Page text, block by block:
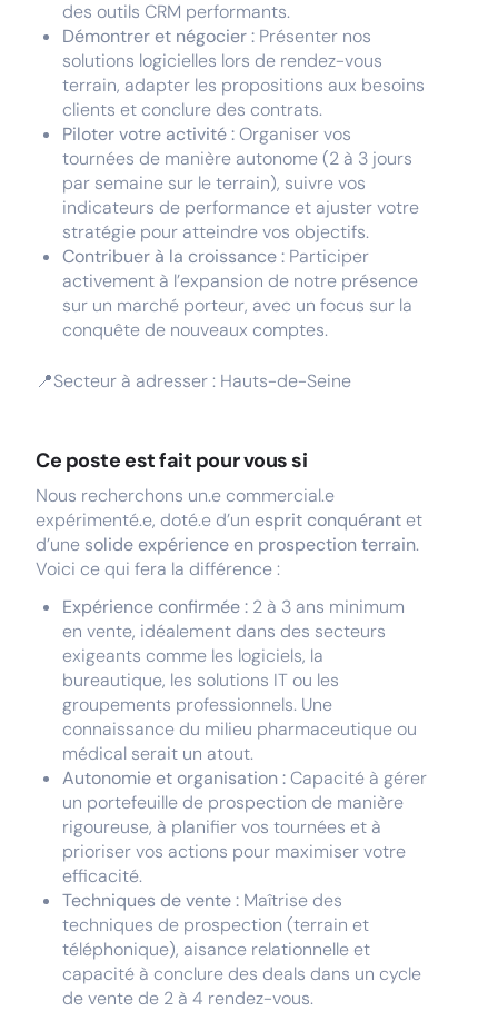
des outils CRM performants.
Démontrer et négocier : Présenter nos
solutions logicielles lors de rendez-vous
terrain, adapter les propositions aux besoins
clients et conclure des contrats.
Piloter votre activité :Organiser vos
tournées de manière autonome (2 à 3 jours
par semaine sur le terrain), suivre vos
indicateurs de performance et ajuster votre
stratégie pour atteindre vos objectifs.
Contribuer à la croissance : Participer
activement à l’expansion de notre présence
sur un marché porteur, avec un focus sur la
conquête de nouveaux comptes.
📍Secteur à adresser : Hauts-de-Seine
Ce poste est fait pour vous si
Nous recherchons un.e commercial.e
expérimenté.e, doté.e d’un esprit conquérant et
d’une solide expérience en prospection terrain.
Voici ce qui fera la différence :
Expérience confirmée : 2 à 3 ans minimum
en vente, idéalement dans des secteurs
exigeants comme les logiciels, la
bureautique, les solutions IT ou les
groupements professionnels. Une
connaissance du milieu pharmaceutique ou
médical serait un atout.
Autonomie et organisation :Capacité à gérer
un portefeuille de prospection de manière
rigoureuse, à planifier vos tournées et à
prioriser vos actions pour maximiser votre
efficacité.
Techniques de vente : Maîtrise des
techniques de prospection (terrain et
téléphonique), aisance relationnelle et
capacité à conclure des deals dans un cycle
de vente de 2 à 4 rendez-vous.